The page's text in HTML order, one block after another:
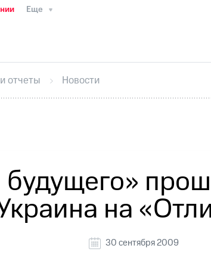
Еще
ИнтервьюФинансовая
секретарьРаскрытие информации
кабинет акционераАкционерный
отчеты Новости
на
30 сентября 2009